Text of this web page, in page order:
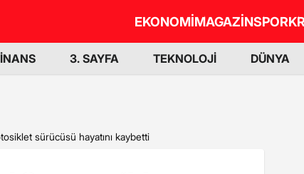
EKONOMİMAGAZİNSPOR
3. SAYFA TEKNOLOJİ DÜNYA
sürücüsü hayatını kaybetti